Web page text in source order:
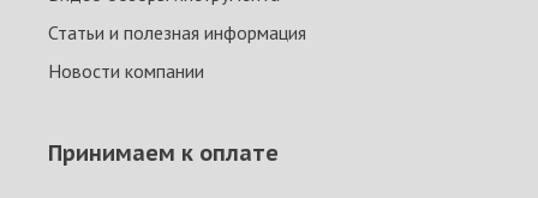
Статьи и полезная информация
Новости компании
Принимаем к оплате